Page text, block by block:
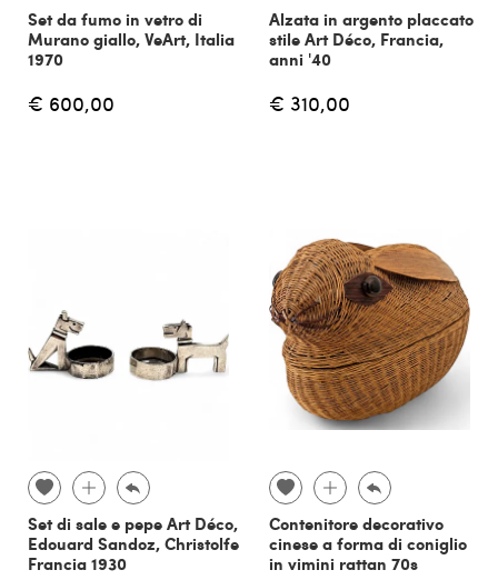
Set da fumo in vetro di
Murano giallo, VeArt, Italia
1970
€ 600,00
Alzata in argento placcato
stile Art Déco, Francia,
anni '40
€ 310,00
Set di sale e pepe Art Déco,
Edouard Sandoz, Christolfe
Francia 1930
Contenitore decorativo
cinese a forma di coniglio
in vimini rattan 70s